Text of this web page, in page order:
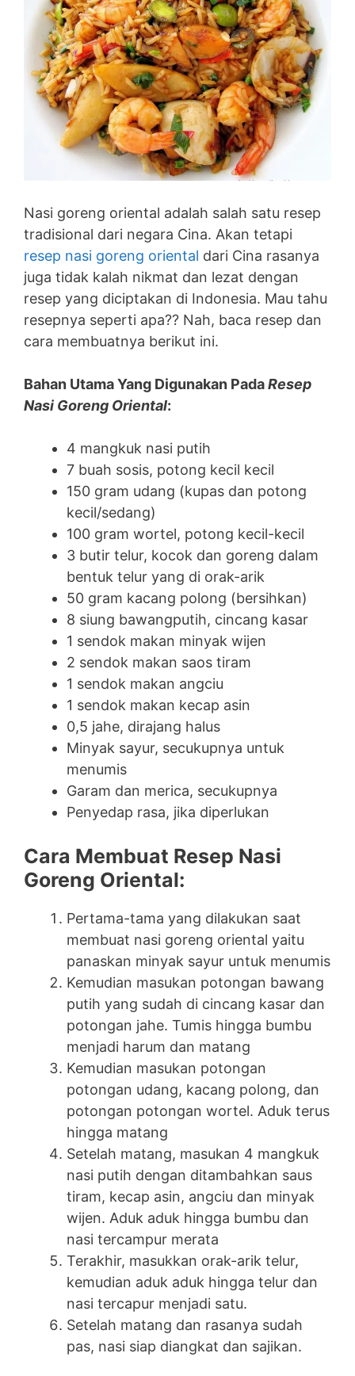
Nasi goreng oriental adalah salah satu resep
tradisional dari negara Cina. Akan tetapi
resep nasi goreng oriental dari Cina rasanya
juga tidak kalah nikmat dan lezat dengan
resep yang diciptakan di Indonesia. Mau tahu
resepnya seperti apa?? Nah, baca resep dan
cara membuatnya berikut ini.
Bahan Utama Yang Digunakan PadaResep
Nasi Goreng Oriental:
4 mangkuk nasi putih
7 buah sosis, potong kecil kecil
150 gram udang (kupas dan potong
kecil/sedang)
100 gram wortel, potong kecil-kecil
3 butir telur, kocok dan goreng dalam
bentuk telur yang di orak-arik
50 gram kacang polong (bersihkan)
8 siung bawangputih, cincang kasar
1 sendok makan minyak wijen
2 sendok makan saos tiram
1 sendok makan angciu
1 sendok makan kecap asin
0,5 jahe, dirajang halus
Minyak sayur, secukupnya untuk
menumis
Garam dan merica, secukupnya
Penyedap rasa, jika diperlukan
Cara Membuat Resep Nasi
Goreng Oriental:
Pertama-tama yang dilakukan saat
membuat nasi goreng oriental yaitu
panaskan minyak sayur untuk menumis
Kemudian masukan potongan bawang
putih yang sudah di cincang kasar dan
potongan jahe. Tumis hingga bumbu
menjadi harum dan matang
Kemudian masukan potongan
potongan udang, kacang polong, dan
potongan potongan wortel. Aduk terus
hingga matang
Setelah matang, masukan 4 mangkuk
nasi putih dengan ditambahkan saus
tiram, kecap asin, angciu dan minyak
wijen. Aduk aduk hingga bumbu dan
nasi tercampur merata
Terakhir, masukkan orak-arik telur,
kemudian aduk aduk hingga telur dan
nasi tercapur menjadi satu.
Setelah matang dan rasanya sudah
pas, nasi siap diangkat dan sajikan.